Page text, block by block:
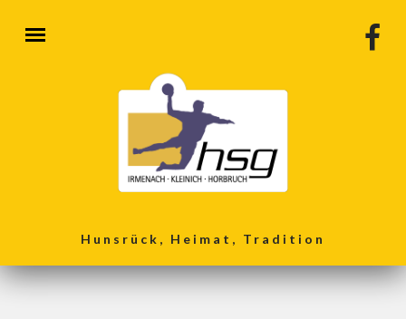
Hunsrück, Heimat, Tradition